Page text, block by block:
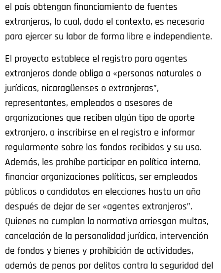
el país obtengan financiamiento de fuentes
extranjeras, lo cual, dado el contexto, es necesario
para ejercer su labor de forma libre e independiente.
El proyecto establece el registro para agentes
extranjeros donde obliga a «personas naturales o
jurídicas, nicaragüenses o extranjeras”,
representantes, empleados o asesores de
organizaciones que reciben algún tipo de aporte
extranjero, a inscribirse en el registro e informar
regularmente sobre los fondos recibidos y su uso.
Además, les prohíbe participar en política interna,
financiar organizaciones políticas, ser empleados
públicos o candidatos en elecciones hasta un año
después de dejar de ser «agentes extranjeros”.
Quienes no cumplan la normativa arriesgan multas,
cancelación de la personalidad jurídica, intervención
de fondos y bienes y prohibición de actividades,
además de penas por delitos contra la seguridad del